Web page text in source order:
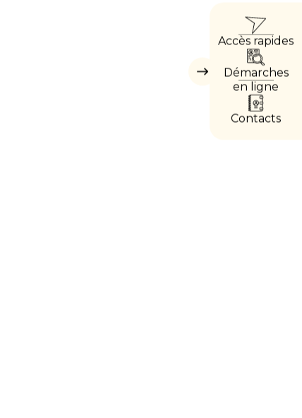
Masquer
Accès rapides
Démarches
en ligne
Contacts